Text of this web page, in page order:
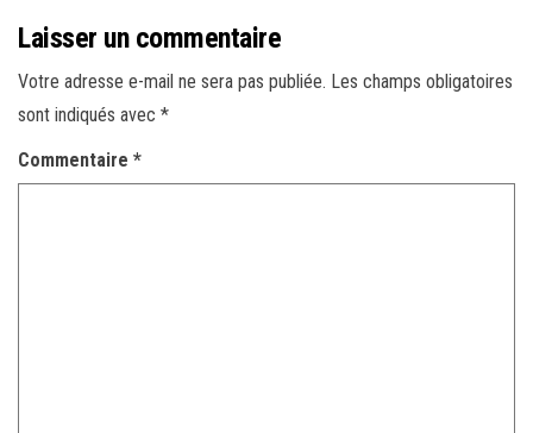
Laisser un commentaire
Votre adresse e-mail ne sera pas publiée. Les champs obligatoires
sont indiqués avec *
Commentaire *